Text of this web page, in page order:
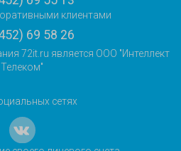
клиентами
69 58 26
72it.ru является ООО "Интеллект
Телеком"
сетях